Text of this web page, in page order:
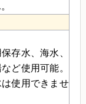
存水、海水、
ど使用可能。
は使用できませ